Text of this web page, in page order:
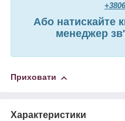
Або натискайте
менеджер
Приховати
Характеристики